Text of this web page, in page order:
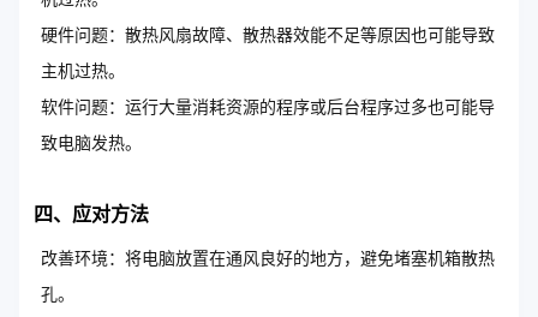
硬件问题：散热风扇故障、散热器效能不足等原因也可能导致
主机过热。
软件问题：运行大量消耗资源的程序或后台程序过多也可能导
致电脑发热。
四、应对方法
改善环境：将电脑放置在通风良好的地方，避免堵塞机箱散热
孔。